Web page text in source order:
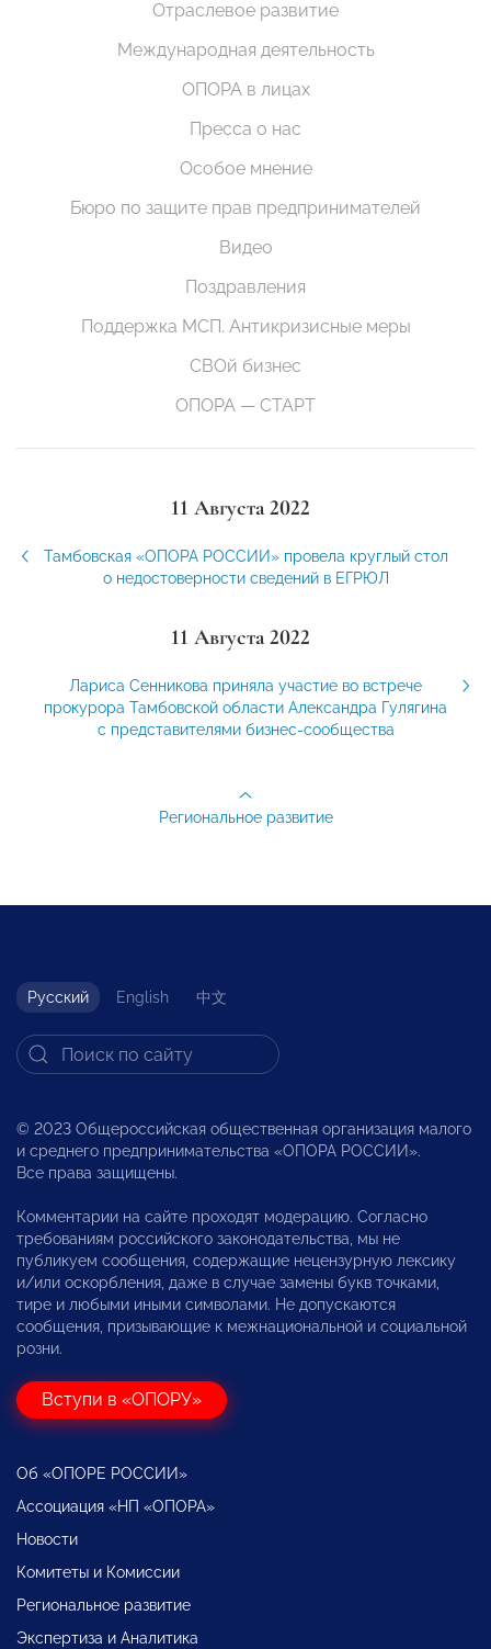
Отраслевое развитие
Международная деятельность
ОПОРА в лицах
Пресса о нас
Особое мнение
Бюро по защите прав предпринимателей
Видео
Поздравления
Поддержка МСП. Антикризисные меры
СВОй бизнес
ОПОРА — СТАРТ
11 Августа 2022
Тамбовская «ОПОРА РОССИИ» провела круглый стол
о недостоверности сведений в ЕГРЮЛ
11 Августа 2022
Лариса Сенникова приняла участие во встрече
прокурора Тамбовской области Александра Гулягина
с представителями бизнес-сообщества
Региональное развитие
Русский English 中文
© 2023 Общероссийская общественная организация малого
и среднего предпринимательства «ОПОРА РОССИИ».
Все права защищены.
Комментарии на сайте проходят модерацию. Согласно
требованиям российского законодательства, мы не
публикуем сообщения, содержащие нецензурную лексику
и/или оскорбления, даже в случае замены букв точками,
тире и любыми иными символами. Не допускаются
сообщения, призывающие к межнациональной и социальной
розни.
Вступи в «ОПОРУ»
Об «ОПОРЕ РОССИИ»
Ассоциация «НП «ОПОРА»
Новости
Комитеты и Комиссии
Региональное развитие
Экспертиза и Аналитика